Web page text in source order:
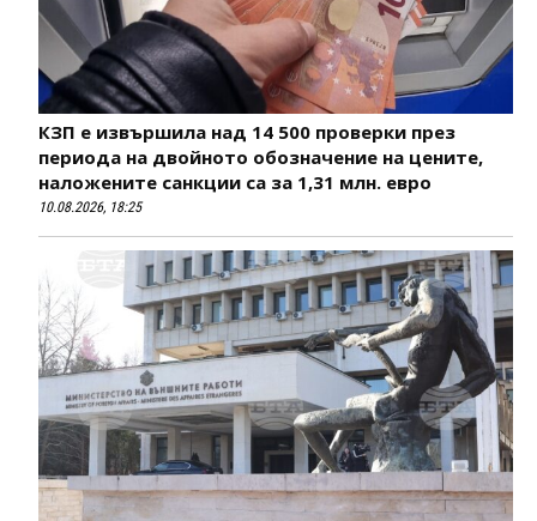
КЗП е извършила над 14 500 проверки през
периода на двойното обозначение на цените,
наложените санкции са за 1,31 млн. евро
10.08.2026, 18:25